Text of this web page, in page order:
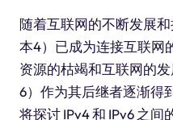
随着互联网的不断发展
本4）已成为连接互联网
资源的枯竭和互联网的
6）作为其后继者逐渐得
将探讨 IPv4 和 IPv6 之间